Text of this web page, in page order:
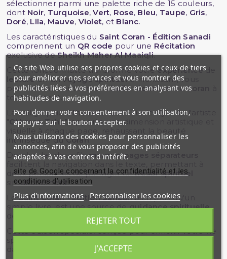
sélectionner parmi une palette riche de 15 couleurs,
dont Noir, Turquoise,Vert, Rose, Bleu, Taupe, Gris,
Doré, Lila, Mauve, Violet, et Blanc.
Les caractéristiques du Saint Coran - Édition Sanadi
comprennent un QR code pour une Récitation
exclusive deSheikh Maher Al Maaiqli.
Cette fonctionnalité transforme votreexpériencede
lectureen unvoyage spirituelenrichissant, vous
permettant d'entendre labelle récitationduCoran
tout moment.
La calligraphieOthamni, basée sur le style de l'artiste
Othman Taha", apporte une dimension artistique et
intrinsèque du Coran.
De plus, les deux filsmarque-pages séparateurs
facilitent la navigation dans le texte, permettant à
deux personnes de partager cetrésor spirituel
simultanément.
LeSaint Coran - Édition Sanadi, bien plus qu'un
simple livre, est une source deguidance spirituelle,
réflexionprofonde.
Cette édition spéciale, conçue pour enrichir votre vie
parole divine.
Ce site Web utilise ses propres cookies et ceux de tiers
pour améliorer nos services et vous montrer des
publicités liées à vos préférences en analysant vos
habitudes de navigation.
Pour donner votre consentement à son utilisation,
appuyez sur le bouton Accepter.
Nous utilisons des cookies pour personnaliser les
annonces, afin de vous proposer des publicités
adaptées à vos centres d'intérêt.
site de Google concernant la confidentialité et les
conditions d'utilisation
Plus d'informations Personnaliser les cookies
REJETER TOUT
J'ACCEPTE